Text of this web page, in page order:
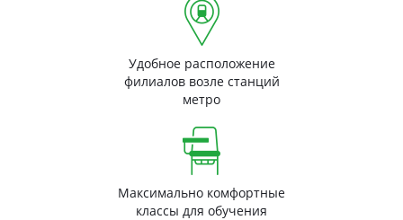
Удобное расположение
филиалов возле станций
метро
Максимально комфортные
классы для обучения